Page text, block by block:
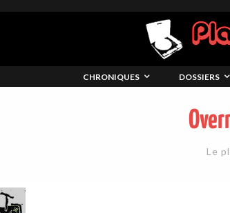
CHRONIQUES DOSSIERS
Le